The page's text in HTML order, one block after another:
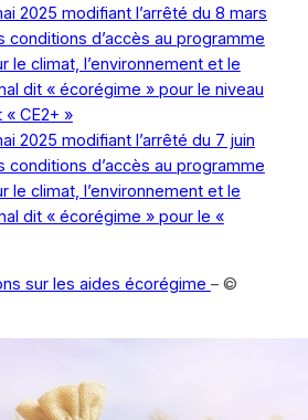
2025 modifiant l’arrêté du 8 mars
conditions d’accès au programme
le climat, l’environnement et le
dit « écorégime » pour le niveau
« CE2+ »
2025 modifiant l’arrêté du 7 juin
conditions d’accès au programme
le climat, l’environnement et le
dit « écorégime » pour le «
sur les aides écorégime – ©